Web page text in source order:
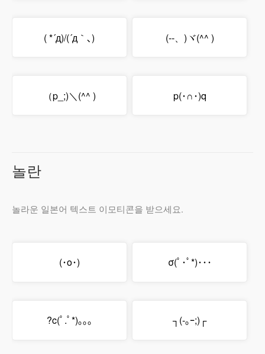
( *´д)/(´д｀､) (--、)ヾ(^^ )
（p_;)＼(^^ ) p(･∩･)q
놀란
놀라운 일본어 텍스트 이모티콘을 받으세요.
(･o･) σ(ﾟ･ﾟ*)･･･
?c(ﾟ.ﾟ*)｡｡｡ ┐(-｡ｰ;)┌